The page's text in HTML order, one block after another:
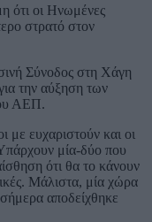
ότι οι Ηνωμένες
στρατό στον
Σύνοδος στη Χάγη
την αύξηση των
ΑΕΠ.
με ευχαριστούν και οι
μία-δύο που
ότι θα το κάνουν
Μάλιστα, μία χώρα
αποδείχθηκε